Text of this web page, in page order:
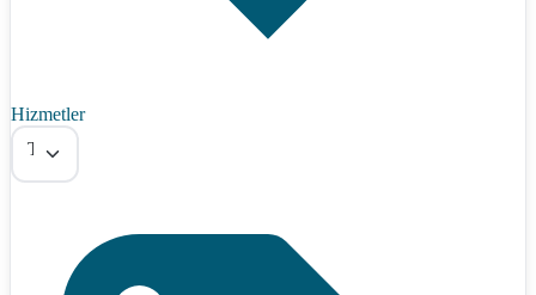
Hizmetler
Tümü